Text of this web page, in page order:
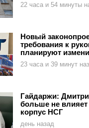
22 часа и 54 минуты
Новый
требования к
планируют
23 часа и 39 минут
Гайдаржи:
больше не влияет
корпус НСГ
день назад